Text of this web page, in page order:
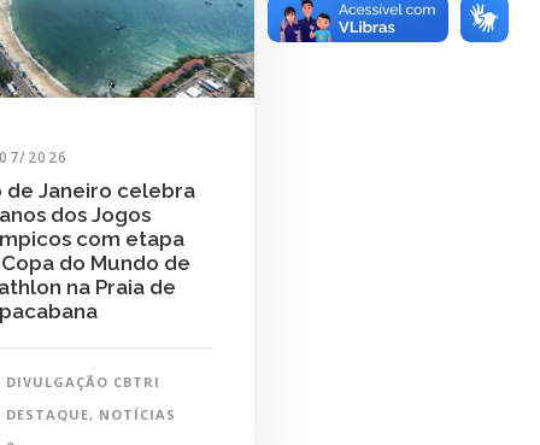
2026
de Janeiro celebra
dos Jogos
com etapa
do Mundo de
na Praia de
DIVULGAÇÃO CBTRI
DESTAQUE, NOTÍCIAS